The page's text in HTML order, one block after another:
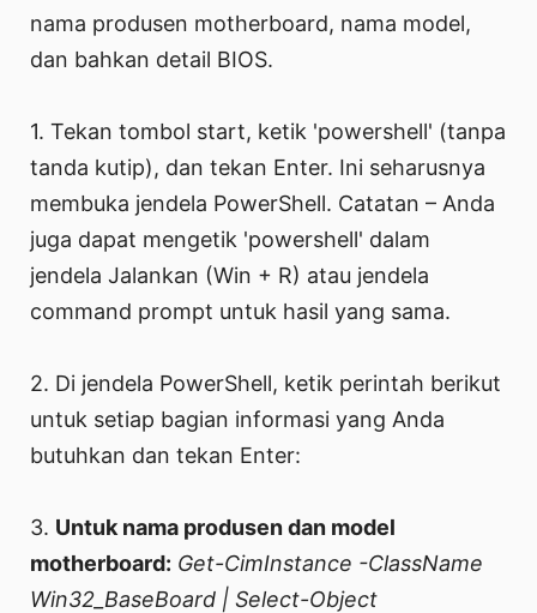
nama produsen motherboard, nama model,
dan bahkan detail BIOS.
1. Tekan tombol start, ketik 'powershell' (tanpa
tanda kutip), dan tekan Enter. Ini seharusnya
membuka jendela PowerShell. Catatan – Anda
juga dapat mengetik 'powershell' dalam
jendela Jalankan (Win + R) atau jendela
command prompt untuk hasil yang sama.
2. Di jendela PowerShell, ketik perintah berikut
untuk setiap bagian informasi yang Anda
butuhkan dan tekan Enter:
3. Untuk nama produsen dan model
motherboard: Get-CimInstance -ClassName
Win32_BaseBoard | Select-Object